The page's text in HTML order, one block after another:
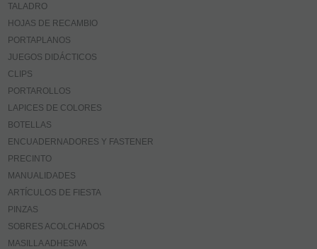
TALADRO
HOJAS DE RECAMBIO
PORTAPLANOS
JUEGOS DIDÁCTICOS
CLIPS
PORTAROLLOS
LAPICES DE COLORES
BOTELLAS
ENCUADERNADORES Y FASTENER
PRECINTO
MANUALIDADES
ARTÍCULOS DE FIESTA
PINZAS
SOBRES ACOLCHADOS
MASILLA ADHESIVA